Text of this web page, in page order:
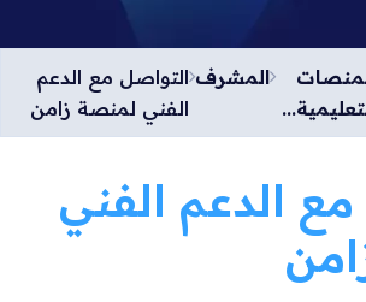
المشرف التواصل مع الدعم
الفني لمنصة زامن
الدعم الفني